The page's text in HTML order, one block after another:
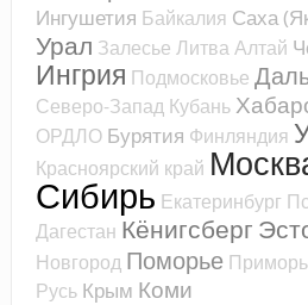
Ингушетия Байкалия Саха
Урал Залесье ЛитваАлтай
Ингрия Подмосковье
Северо-Запад Кубань
ОРДЛО Бурятия Финляндия
Красноярский край
Сибирь Екатеринбург
Дагестан Кёнигсберг
Новгород Поморье
Русь Крым Коми